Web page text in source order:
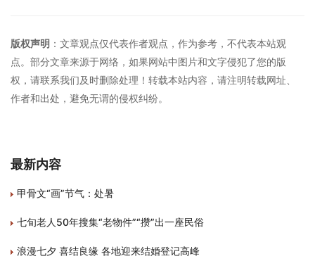
版权声明 ：文章观点仅代表作者观点，作为参考，不代表本站观
点。部分文章来源于网络，如果网站中图片和文字侵犯了您的版
权，请联系我们及时删除处理！转载本站内容，请注明转载网址、
作者和出处，避免无谓的侵权纠纷。
最新内容
甲骨文“画”节气：处暑
七旬老人50年搜集“老物件”“攒”出一座民俗
浪漫七夕 喜结良缘 各地迎来结婚登记高峰